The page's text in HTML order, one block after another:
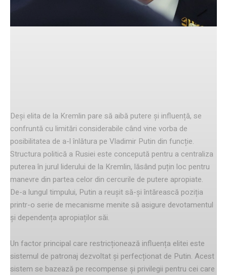
Pinterest
Deși elita de la Kremlin pare să aibă putere și influență, se
confruntă cu limitări considerabile când vine vorba de
posibilitatea de a-l înlătura pe Vladimir Putin din funcție.
Structura politică a Rusiei este concepută pentru a centraliza
puterea în jurul liderului de la Kremlin, lăsând puțin loc pentru
manevre din partea celor din cercurile de putere apropiate.
De-a lungul timpului, Putin a reușit să-și întărească poziția
printr-o serie de mecanisme menite să asigure devotamentul
și dependența apropiaților săi.
Un factor principal care restricționează influența elitei este
sistemul de patronaj dezvoltat și perfecționat de Putin. Acest
sistem se bazează pe recompense și privilegii pentru cei care